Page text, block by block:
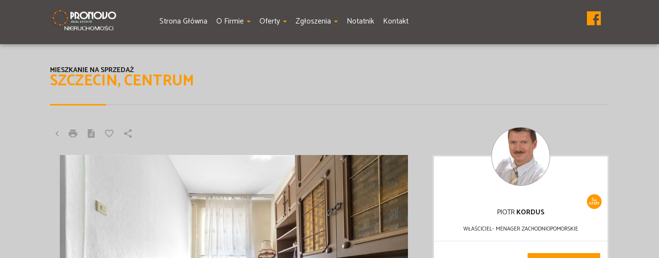
Strona Główna O Firmie Oferty Zgłoszenia Notatnik Kontakt
SZCZECIN, CENTRUM
MIESZKANIE NA SPRZEDAŻ
84
OFERT
PIOTRKORDUS
WŁAŚCICIEL- MENAGER ZACHODNIOPOMORSKIE